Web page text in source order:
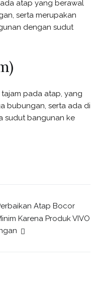
atap yang berawal
serta merupakan
dengan sudut
pada atap, yang
bubungan, serta ada di
sudut bangunan ke
Atap Bocor
Karena Produk VIVO